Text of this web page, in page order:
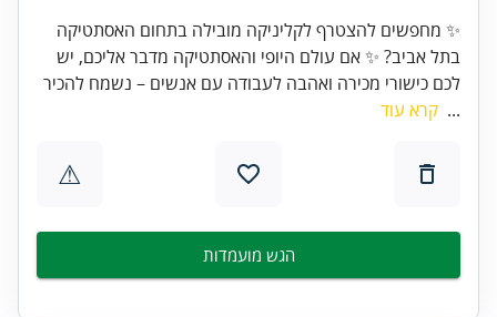
✨ מחפשים להצטרף לקליניקה מובילה בתחום האסתטיקה
בתל אביב? ✨ אם עולם היופי והאסתטיקה מדבר אליכם, יש
לכם כישורי מכירה ואהבה לעבודה עם אנשים – נשמח להכיר
... קרא עוד
⚠
הגש מועמדות